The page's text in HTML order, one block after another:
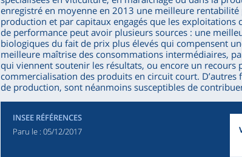
enregistré en moyenne en 2013 une meilleure
production et par capitaux engagés que les exploitations
de performance peut avoir plusieurs sources : une
biologiques du fait de prix plus élevés qui compensent
meilleure maîtrise des consommations intermédiaires,
qui viennent soutenir les résultats, ou encore un recours
commercialisation des produits en circuit court.
de production, sont néanmoins susceptibles de
INSEE RÉFÉRENCES
Paru le : 05/12/2017